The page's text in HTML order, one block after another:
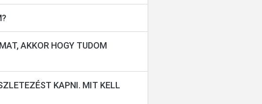
AKKOR HOGY TUDOM
KAPNI. MIT KELL